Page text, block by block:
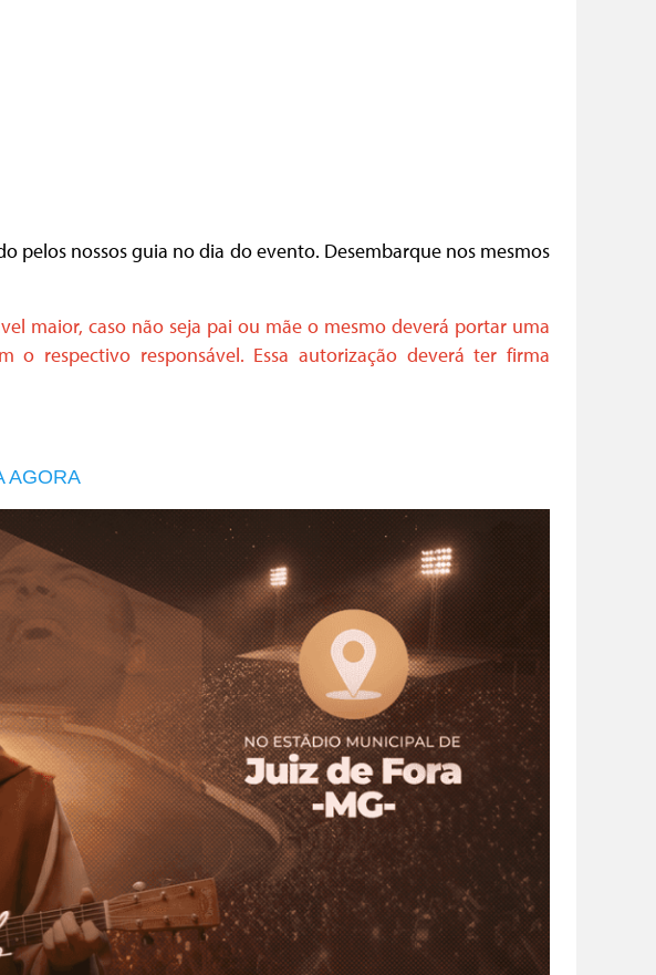
nossos guia no dia do evento. Desembarque nos mesmos
maior, caso não seja pai ou mãe o mesmo deverá portar uma
respectivo responsável. Essa autorização deverá ter firma
AGORA